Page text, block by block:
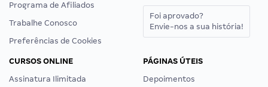
Programa de Afiliados
Trabalhe Conosco
Preferências de Cookies
Foi aprovado?
Envie-nos a sua história!
CURSOS ONLINE
Assinatura Ilimitada
PÁGINAS ÚTEIS
Depoimentos